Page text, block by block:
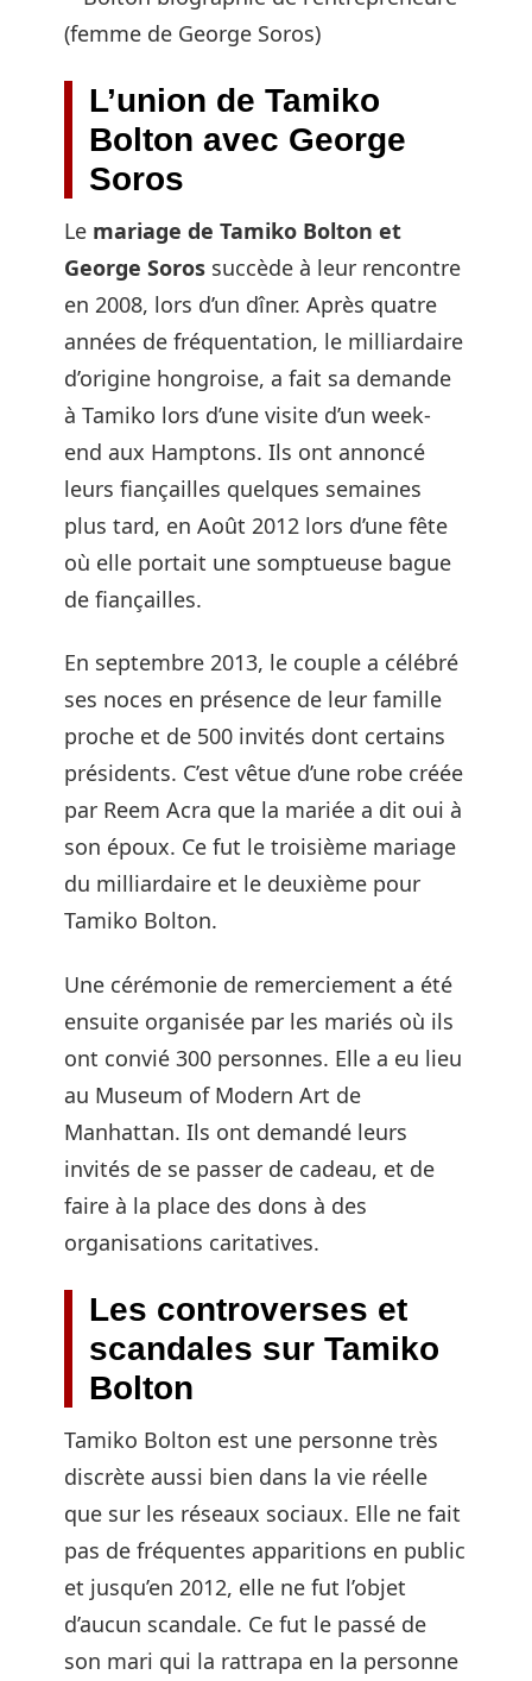
L’union de Tamiko
Bolton avec George
Soros
Le mariage de Tamiko Bolton et
George Soros succède à leur rencontre
en 2008, lors d’un dîner. Après quatre
années de fréquentation, le milliardaire
d’origine hongroise, a fait sa demande
à Tamiko lors d’une visite d’un week-
end aux Hamptons. Ils ont annoncé
leurs fiançailles quelques semaines
plus tard, en Août 2012 lors d’une fête
où elle portait une somptueuse bague
de fiançailles.
En septembre 2013, le couple a célébré
ses noces en présence de leur famille
proche et de 500 invités dont certains
présidents. C’est vêtue d’une robe créée
par Reem Acra que la mariée a dit oui à
son époux. Ce fut le troisième mariage
du milliardaire et le deuxième pour
Tamiko Bolton.
Une cérémonie de remerciement a été
ensuite organisée par les mariés où ils
ont convié 300 personnes. Elle a eu lieu
au Museum of Modern Art de
Manhattan. Ils ont demandé leurs
invités de se passer de cadeau, et de
faire à la place des dons à des
organisations caritatives.
Les controverses et
scandales sur Tamiko
Bolton
Tamiko Bolton est une personne très
discrète aussi bien dans la vie réelle
que sur les réseaux sociaux. Elle ne fait
pas de fréquentes apparitions en public
et jusqu’en 2012, elle ne fut l’objet
d’aucun scandale. Ce fut le passé de
son mari qui la rattrapa en la personne